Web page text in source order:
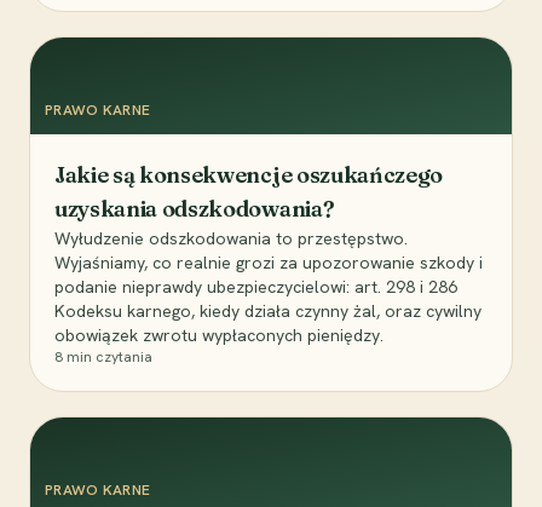
PRAWO KARNE
Jakie są konsekwencje oszukańczego
uzyskania odszkodowania?
Wyłudzenie odszkodowania to przestępstwo.
Wyjaśniamy, co realnie grozi za upozorowanie szkody i
podanie nieprawdy ubezpieczycielowi: art. 298 i 286
Kodeksu karnego, kiedy działa czynny żal, oraz cywilny
obowiązek zwrotu wypłaconych pieniędzy.
8 min czytania
PRAWO KARNE